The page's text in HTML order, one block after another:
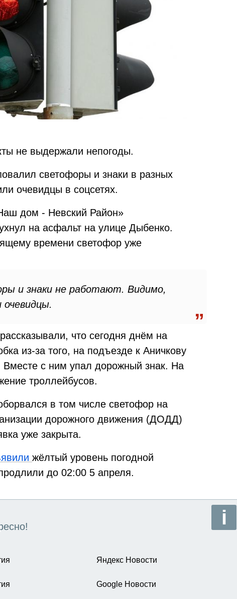
не выдержали непогоды.
светофоры и знаки в разных
очевидцы в соцсетях.
дом - Невский Район»
на асфальт на улице Дыбенко.
времени светофор уже
и знаки не работают. Видимо,
что сегодня днём на
из-за того, на подъезде к Аничкову
Вместе с ним упал дорожный знак. На
троллейбусов.
в том числе светофор на
дорожного движения (ДОДД)
уже закрыта.
жёлтый уровень погодной
до 02:00 5 апреля.
Яндекс Новости
Google Новости